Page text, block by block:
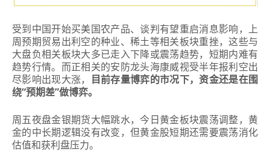
受到中国开始买美国农产品、谈判有望重启消息影响，上
周预期贸易出利空的种业、稀土等相关板块重挫，这些与
大盘负相关板块大多已走入下降或震荡趋势，短期内难有
趋势行情。而正相关的安防龙头海康威视受半年报利空出
尽影响出现大涨， 目前存量博弈的市况下，资金还是在围
绕“预期差”做博弈。
周五夜盘金银期货大幅跳水，今日黄金板块震荡调整，黄
金的中长期逻辑没有改变，但黄金股短期还需要震荡消化
估值和获利盘压力。